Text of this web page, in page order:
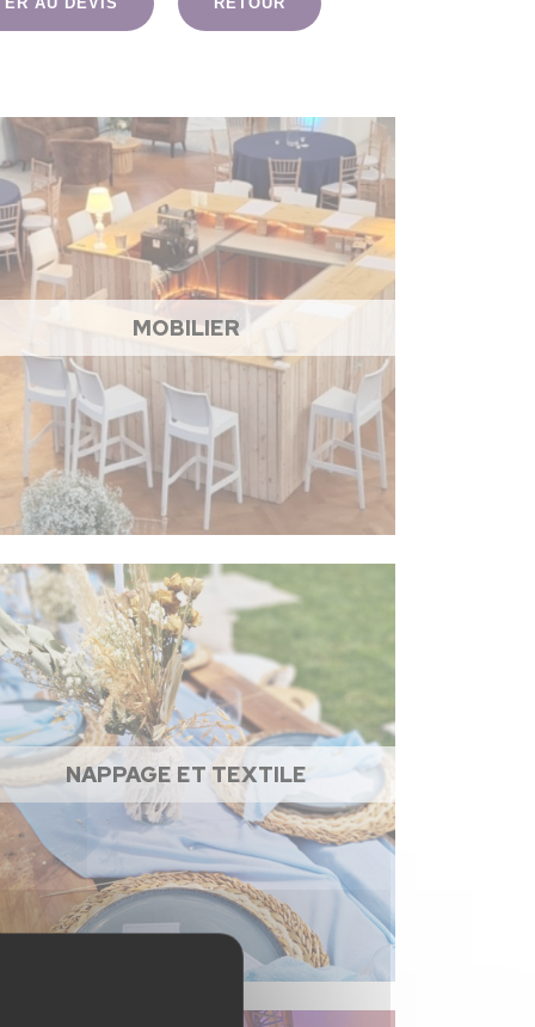
MOBILIER
NAPPAGE ET TEXTILE